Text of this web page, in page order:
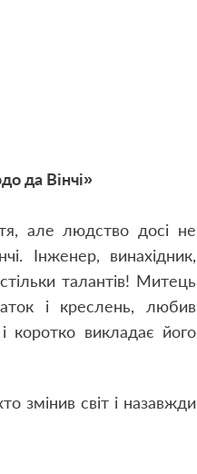
да Вінчі»
але людство досі не
Інженер, винахідник,
талантів! Митець
і креслень, любив
коротко викладає його
змінив світ і назавжди